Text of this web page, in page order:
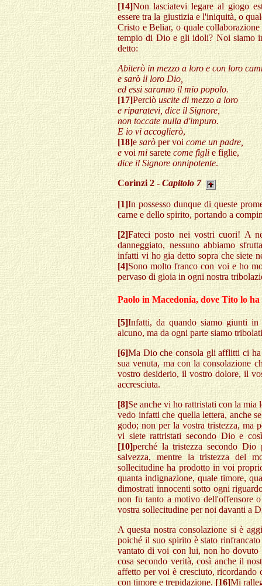
[14]Non lasciatevi legare al giogo
essere tra la giustizia e l'iniquità, o
Cristo e Beliar, o quale
tempio di Dio e gli idoli? Noi siamo
detto:
Abiterò in mezzo a loro e con loro
e sarò il loro Dio,
ed essi saranno il mio popolo.
[17]Perciòuscite di mezzo a loro
e riparatevi, dice il Signore,
non toccate nulla d'impuro.
E io vi accoglierò,
[18]e sarò per voi come un padre,
evoi mi sarete come figli e figlie,
dice il Signore onnipotente.
Corinzi 2 -Capitolo 7
[1]In possesso dunque di queste
carne e dello spirito, portando a
[2]Fateci posto nei vostri cuori! A
danneggiato, nessuno abbiamo
infatti vi ho gia detto sopra che siete
[4]Sono molto franco con voi e ho
pervaso di gioia in ogni nostra
Paolo in Macedonia, dove Tito lo
[5]Infatti, da quando siamo giunti
alcuno, ma da ogni parte siamo
[6]Ma Dio che consola gli afflitti ci
sua venuta, ma con la consolazione
vostro desiderio, il vostro dolore, il
accresciuta.
[8]Se anche vi ho rattristati con la mia
vedo infatti che quella lettera, anche
godo; non per la vostra tristezza, ma
vi siete rattristati secondo Dio e
[10]perché la tristezza secondo Dio
salvezza, mentre la tristezza del
sollecitudine ha prodotto in voi
quanta indignazione, quale timore,
dimostrati innocenti sotto ogni
non fu tanto a motivo dell'offensore
vostra sollecitudine per noi davanti a
A questa nostra consolazione si è
poiché il suo spirito è stato
vantato di voi con lui, non ho dovuto
cosa secondo verità, così anche il
affetto per voi è cresciuto, ricordando
con timore e trepidazione.[16]Mi